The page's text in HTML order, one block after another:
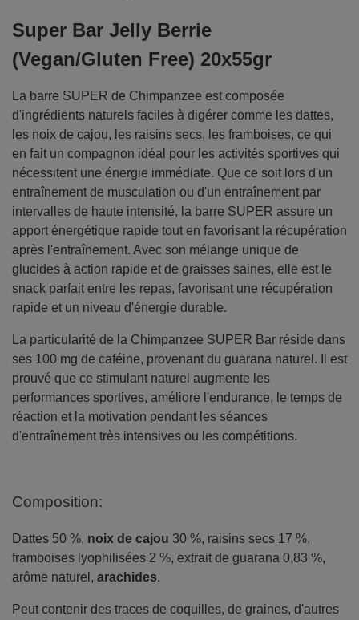
Super Bar Jelly Berrie
(Vegan/Gluten Free) 20x55gr
La barre SUPER de Chimpanzee est composée
d'ingrédients naturels faciles à digérer comme les dattes,
les noix de cajou, les raisins secs, les framboises, ce qui
en fait un compagnon idéal pour les activités sportives qui
nécessitent une énergie immédiate. Que ce soit lors d'un
entraînement de musculation ou d'un entraînement par
intervalles de haute intensité, la barre SUPER assure un
apport énergétique rapide tout en favorisant la récupération
après l'entraînement. Avec son mélange unique de
glucides à action rapide et de graisses saines, elle est le
snack parfait entre les repas, favorisant une récupération
rapide et un niveau d'énergie durable.
La particularité de la Chimpanzee SUPER Bar réside dans
ses 100 mg de caféine, provenant du guarana naturel. Il est
prouvé que ce stimulant naturel augmente les
performances sportives, améliore l'endurance, le temps de
réaction et la motivation pendant les séances
d'entraînement très intensives ou les compétitions.
Composition:
Dattes 50 %, noix de cajou 30 %, raisins secs 17 %,
framboises lyophilisées 2 %, extrait de guarana 0,83 %,
arôme naturel, arachides.
Peut contenir des traces de coquilles, de graines, d'autres